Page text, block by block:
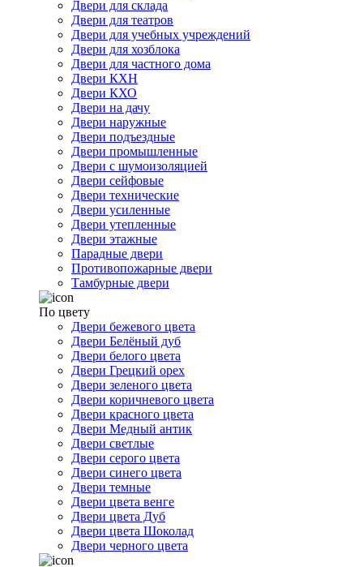
Двери для склада
Двери для театров
Двери для учебных учреждений
Двери для хозблока
Двери для частного дома
Двери КХН
Двери КХО
Двери на дачу
Двери наружные
Двери подъездные
Двери промышленные
Двери с шумоизоляцией
Двери сейфовые
Двери технические
Двери усиленные
Двери утепленные
Двери этажные
Парадные двери
Противопожарные двери
Тамбурные двери
По цвету
Двери бежевого цвета
Двери Белёный дуб
Двери белого цвета
Двери Грецкий орех
Двери зеленого цвета
Двери коричневого цвета
Двери красного цвета
Двери Медный антик
Двери светлые
Двери серого цвета
Двери синего цвета
Двери темные
Двери цвета венге
Двери цвета Дуб
Двери цвета Шоколад
Двери черного цвета